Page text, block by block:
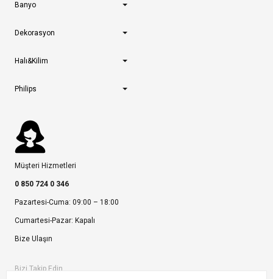
Banyo
Dekorasyon
Halı&Kilim
Philips
Müşteri Hizmetleri
0 850 724 0 346
Pazartesi-Cuma: 09:00 – 18:00
Cumartesi-Pazar: Kapalı
Bize Ulaşın
Bizi Takip Edin